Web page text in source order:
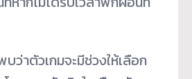
ว่าตัวเกมจะมีช่วงให้เลือก